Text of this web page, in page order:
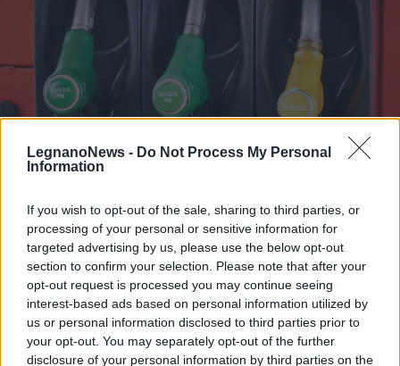
LegnanoNews - Do Not Process My Personal
Information
If you wish to opt-out of the sale, sharing to third parties, or
processing of your personal or sensitive information for
targeted advertising by us, please use the below opt-out
section to confirm your selection. Please note that after your
opt-out request is processed you may continue seeing
interest-based ads based on personal information utilized by
us or personal information disclosed to third parties prior to
your opt-out. You may separately opt-out of the further
disclosure of your personal information by third parties on the
ECONOMIA
Carburanti, prorogato fino al 25
agosto lo sconto di 17 centesimi sul
gasolio